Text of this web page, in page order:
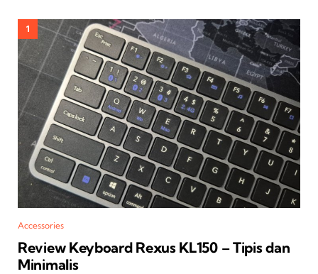
Accessories
Review Keyboard Rexus KL150 – Tipis dan
Minimalis